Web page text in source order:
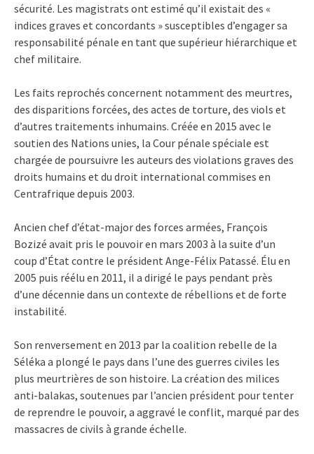
sécurité. Les magistrats ont estimé qu’il existait des «
indices graves et concordants » susceptibles d’engager sa
responsabilité pénale en tant que supérieur hiérarchique et
chef militaire.
Les faits reprochés concernent notamment des meurtres,
des disparitions forcées, des actes de torture, des viols et
d’autres traitements inhumains. Créée en 2015 avec le
soutien des Nations unies, la Cour pénale spéciale est
chargée de poursuivre les auteurs des violations graves des
droits humains et du droit international commises en
Centrafrique depuis 2003.
Ancien chef d’état-major des forces armées, François
Bozizé avait pris le pouvoir en mars 2003 à la suite d’un
coup d’État contre le président Ange-Félix Patassé. Élu en
2005 puis réélu en 2011, il a dirigé le pays pendant près
d’une décennie dans un contexte de rébellions et de forte
instabilité.
Son renversement en 2013 par la coalition rebelle de la
Séléka a plongé le pays dans l’une des guerres civiles les
plus meurtrières de son histoire. La création des milices
anti-balakas, soutenues par l’ancien président pour tenter
de reprendre le pouvoir, a aggravé le conflit, marqué par des
massacres de civils à grande échelle.